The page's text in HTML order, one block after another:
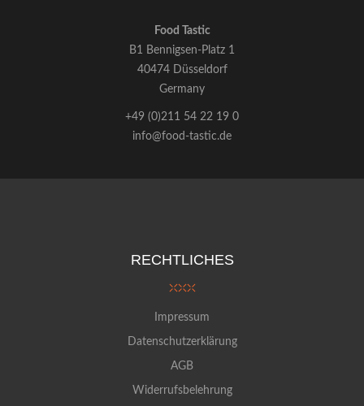
Food Tastic
B1 Bennigsen-Platz 1
40474 Düsseldorf
Germany
+49 (0)211 54 22 19 0
info@food-tastic.de
RECHTLICHES
Impressum
Datenschutzerklärung
AGB
Widerrufsbelehrung